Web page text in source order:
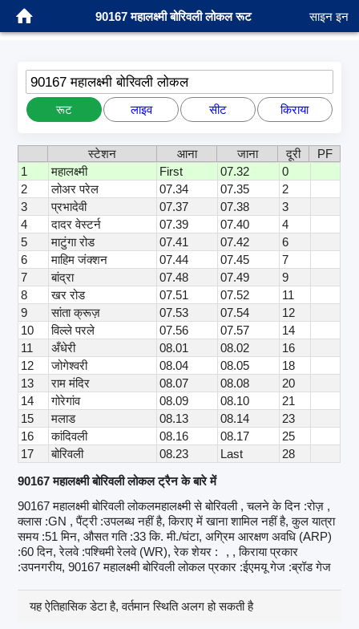
90167 महालक्ष्मी बोरिवली लोकल रूट साइन इन
90167 महालक्ष्मी बोरिवली लोकल
रूट लाइव सीट किराया
स्टेशन आना जाना दूरी
PF
1
महालक्ष्मी First 07.32
0
2
लोअर परेल 07.34 07.35
2
3
प्रभादेवी 07.37 07.38
3
4
दादर वेस्टर्न 07.39 07.40
4
5
माटुंगा रोड 07.41 07.42
6
6
माहिम जंक्शन 07.44 07.45
7
7
बांद्रा 07.48 07.49
9
8
खर रोड 07.51 07.52
11
9
सांता क्रूज़ 07.53 07.54
12
10
विल्ले परले 07.56 07.57
14
11
अँधेरी 08.01 08.02
16
12
जोगेश्वरी 08.04 08.05
18
13
राम मंदिर 08.07 08.08
20
14
गोरेगांव 08.09 08.10
21
15
मलाड 08.13 08.14
23
16
कांदिवली 08.16 08.17
25
17
बोरिवली 08.23 Last
28
90167 महालक्ष्मी बोरिवली लोकल ट्रैन के बारे में
90167 महालक्ष्मी बोरिवली लोकलमहालक्ष्मी से बोरिवली , चलने के दिन :रोज़ ,
क्लास :GN , पैंट्री :उपलब्ध नहीं है, किराए में खाना शामिल नहीं है, कुल यात्रा
समय :51 मिन, औसत गति :33 कि. मी./घंटा, अग्रिम आरक्षण अवधि (ARP)
:60 दिन, रेलवे :पश्चिमी रेलवे (WR), रेक शेयर :
, , किराया प्रकार
:उपनगरीय, 90167 महालक्ष्मी बोरिवली लोकल प्रकार :ईएमयू गेज :ब्रॉड गेज
यह ऐतिहासिक डेटा है, वर्तमान स्थिति अलग हो सकती है